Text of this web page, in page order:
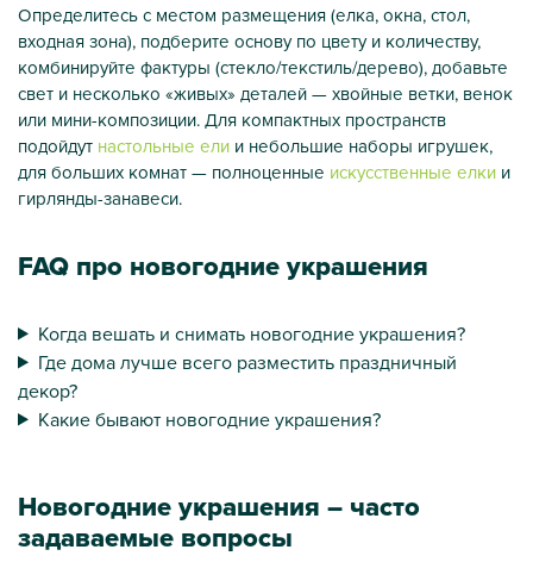
Определитесь с местом размещения (елка, окна, стол,
входная зона), подберите основу по цвету и количеству,
комбинируйте фактуры (стекло/текстиль/дерево), добавьте
свет и несколько «живых» деталей — хвойные ветки, венок
или мини-композиции. Для компактных пространств
подойдут настольные ели и небольшие наборы игрушек,
для больших комнат — полноценные искусственные елки и
гирлянды-занавеси.
FAQ про новогодние украшения
Когда вешать и снимать новогодние украшения?
Где дома лучше всего разместить праздничный
декор?
Какие бывают новогодние украшения?
Новогодние украшения – часто
задаваемые вопросы